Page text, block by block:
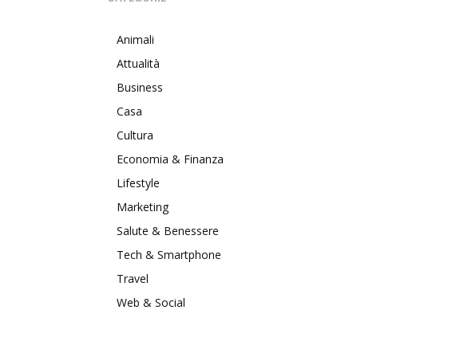
Animali
Attualità
Business
Casa
Cultura
Economia & Finanza
Lifestyle
Marketing
Salute & Benessere
Tech & Smartphone
Travel
Web & Social